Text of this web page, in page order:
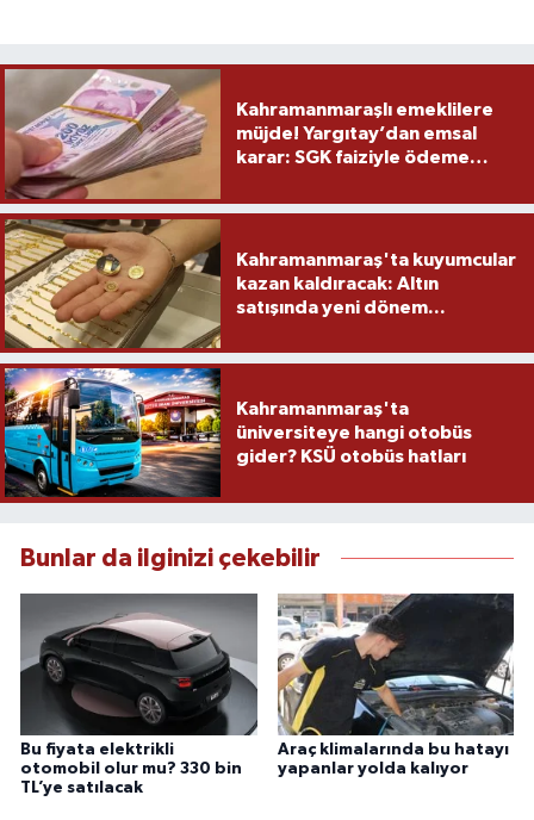
Kahramanmaraşlı emeklilere
müjde! Yargıtay’dan emsal
karar: SGK faiziyle ödeme
Kahramanmaraş'ta kuyumcular
kazan kaldıracak: Altın
satışında yeni dönem...
Kahramanmaraş'ta
üniversiteye hangi otobüs
gider? KSÜ otobüs hatları
Bunlar da ilginizi çekebilir
Bu fiyata elektrikli
otomobil olur mu? 330 bin
TL’ye satılacak
Araç klimalarında bu hatayı
yapanlar yolda kalıyor